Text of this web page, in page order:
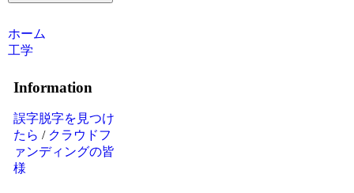
ホーム
工学
Information
誤字脱字を見つけ
たら / クラウドフ
ァンディングの皆
様